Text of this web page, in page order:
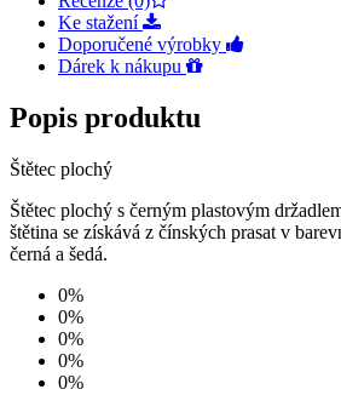
Ke stažení
Doporučené výrobky
Dárek k nákupu
Popis produktu
Štětec plochý
Štětec plochý s černým plastovým
štětina se získává z čínských prasat v
černá a šedá.
0%
0%
0%
0%
0%